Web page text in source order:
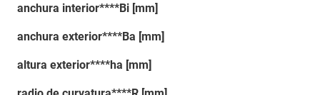
anchura interior****Bi [mm]
anchura exterior****Ba [mm]
altura exterior****ha [mm]